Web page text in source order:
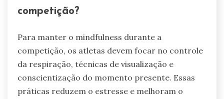
competição?
Para manter o mindfulness durante a
competição, os atletas devem focar no controle
da respiração, técnicas de visualização e
conscientização do momento presente. Essas
práticas reduzem o estresse e melhoram o